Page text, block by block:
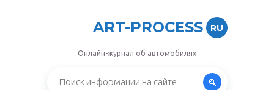
ART-PROCESS RU
Онлайн-журнал об автомобилях